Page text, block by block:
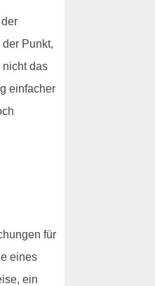
Punkt,
das
einfacher
für
eines
ein